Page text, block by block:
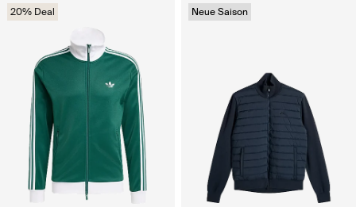
20% Deal Neue Saison